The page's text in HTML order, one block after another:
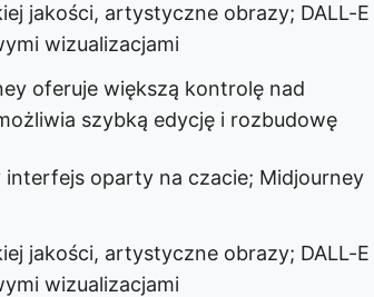
jakości, artystyczne obrazy; DALL-E
wizualizacjami
oferuje większą kontrolę nad
szybką edycję i rozbudowę
interfejs oparty na czacie; Midjourney
jakości, artystyczne obrazy; DALL-E
wizualizacjami